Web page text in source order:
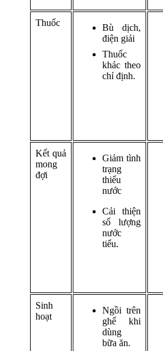
Thuốc
Bù dịch,
điện giải
Thuốc
khác theo
chỉ định.
Kết quả
mong
đợi
Giảm tình
trạng
thiếu
nước
Cải thiện
số lượng
nước
tiểu.
Sinh
hoạt
Ngồi trên
ghế khi
dùng
bữa ăn.